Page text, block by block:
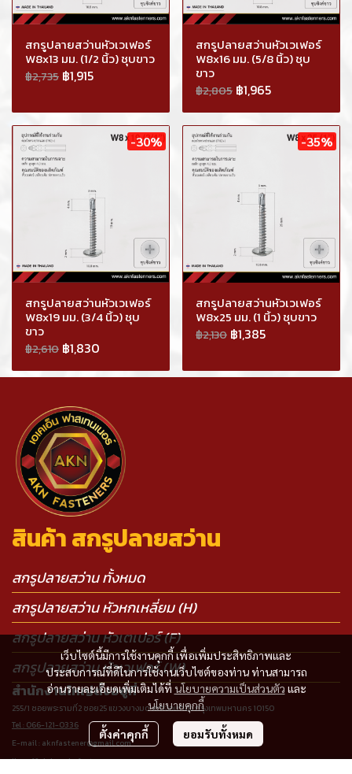
สกรูปลายสว่านหัวเวเฟอร์
W8x13 มม. (1/2 นิ้ว) ชุบขาว
฿2,735 ฿1,915
สกรูปลายสว่านหัวเวเฟอร์
W8x16 มม. (5/8 นิ้ว) ชุบ
ขาว
฿2,805 ฿1,965
-30%
สกรูปลายสว่านหัวเวเฟอร์
W8x19 มม. (3/4 นิ้ว) ชุบ
ขาว
฿2,610 ฿1,830
-35%
สกรูปลายสว่านหัวเวเฟอร์
W8x25 มม. (1 นิ้ว) ชุบขาว
฿2,130 ฿1,385
เว็บไซต์นี้มีการใช้งานคุกกี้ เพื่อเพิ่มประสิทธิภาพและ
ประสบการณ์ที่ดีในการใช้งานเว็บไซต์ของท่าน ท่านสามารถ
อ่านรายละเอียดเพิ่มเติมได้ที่ นโยบายความเป็นส่วนตัว และ
นโยบายคุกกี้
ตั้งค่าคุกกี้ ยอมรับทั้งหมด
สินค้า สกรูปลายสว่าน
สกรูปลายสว่าน ทั้งหมด
สกรูปลายสว่าน หัวหกเหลี่ยม (H)
สกรูปลายสว่าน หัวเตเปอร์ (F)
สกรูปลายสว่าน หัวเวเฟอร์ (W)
สำนักงานใหญ่ตั้งอยู่ที่
255/1 ซอยพระรามที่2 ซอย25 แขวงบางมด เขตจอมทอง กรุงเทพมหานคร 10150
Tel : 066-121-0336
E-mail : aknfastener@gmail.com
line official : @aknfasteners